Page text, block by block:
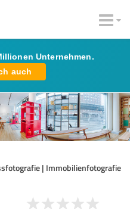
Unternehmen.
auch
| Immobilienfotografie